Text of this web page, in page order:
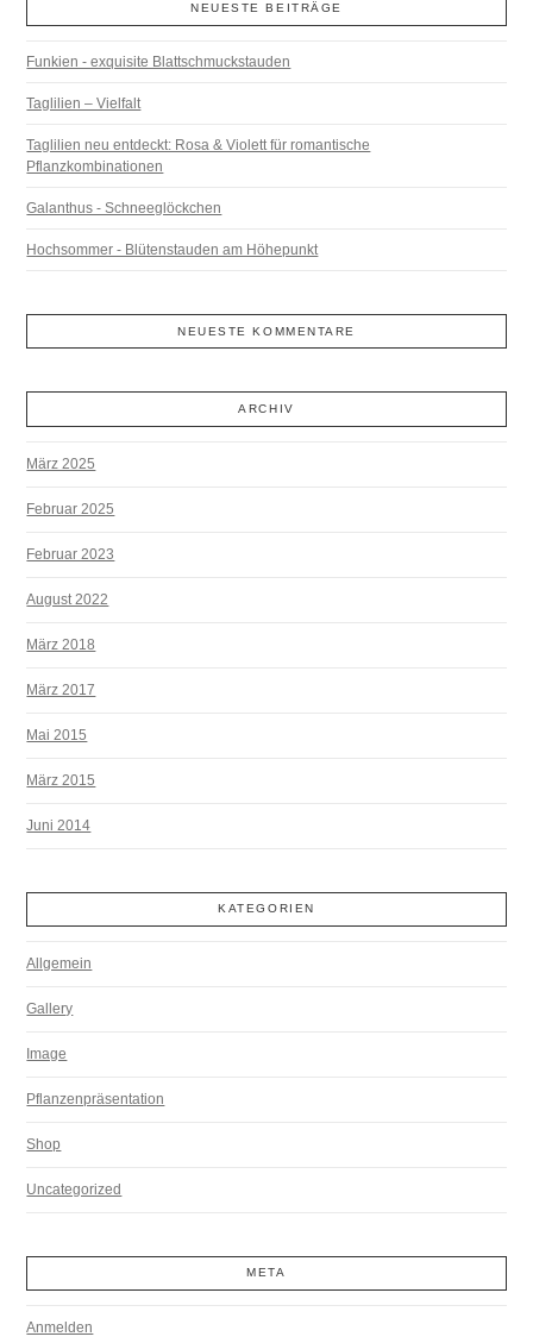
NEUESTE BEITRÄGE
Funkien - exquisite Blattschmuckstauden
Taglilien – Vielfalt
Taglilien neu entdeckt: Rosa & Violett für romantische
Pflanzkombinationen
Galanthus - Schneeglöckchen
Hochsommer - Blütenstauden am Höhepunkt
NEUESTE KOMMENTARE
ARCHIV
März 2025
Februar 2025
Februar 2023
August 2022
März 2018
März 2017
Mai 2015
März 2015
Juni 2014
KATEGORIEN
Allgemein
Gallery
Image
Pflanzenpräsentation
Shop
Uncategorized
META
Anmelden